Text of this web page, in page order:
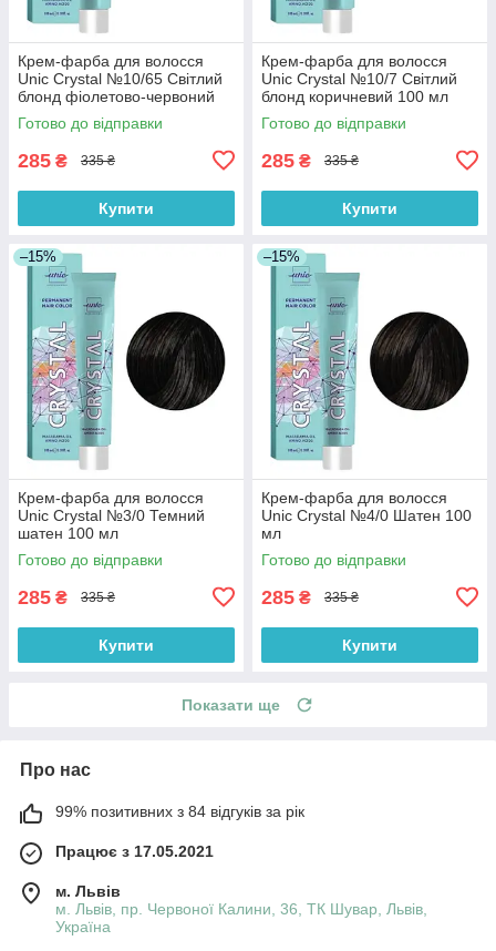
Крем-фарба для волосся
Unic Crystal №10/65 Світлий
блонд фіолетово-червоний
100 мл
Готово до відправки
285 ₴ 335 ₴
Купити
Крем-фарба для волосся
Unic Crystal №10/7 Світлий
блонд коричневий 100 мл
Готово до відправки
285 ₴ 335 ₴
Купити
–15%
Крем-фарба для волосся
Unic Crystal №3/0 Темний
шатен 100 мл
Готово до відправки
285 ₴ 335 ₴
Купити
–15%
Крем-фарба для волосся
Unic Crystal №4/0 Шатен 100
мл
Готово до відправки
285 ₴ 335 ₴
Купити
Показати ще
Про нас
99% позитивних з 84 відгуків за рік
Працює з 17.05.2021
м. Львів
м. Львів, пр. Червоної Калини, 36, ТК Шувар, Львів,
Україна